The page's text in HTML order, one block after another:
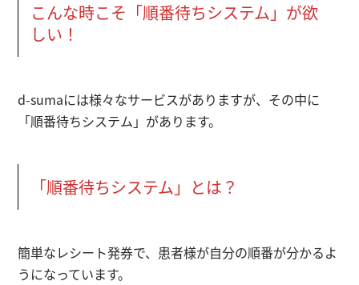
こんな時こそ「順番待ちシステム」が欲
しい！
d-sumaには様々なサービスがありますが、その中に
「順番待ちシステム」があります。
「順番待ちシステム」とは？
簡単なレシート発券で、患者様が自分の順番が分かるよ
うになっています。